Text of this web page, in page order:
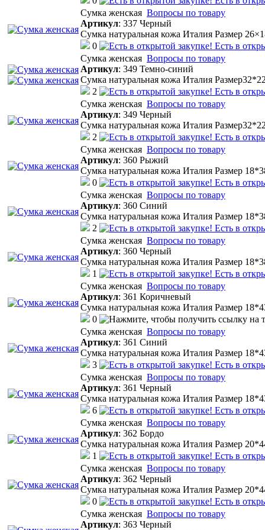
Cумка женская Вопросы по товару
Артикул: 337 Черный
Сумка натуральная кожа Италия Размер
0
Есть в
Cумка женская Вопросы по товару
Артикул: 349 Темно-синий
Сумка натуральная кожа Италия
2
Есть в
Cумка женская Вопросы по товару
Артикул: 349 Черный
Сумка натуральная кожа Италия
2
Есть в
Cумка женская Вопросы по товару
Артикул: 360 Рыжий
Сумка натуральная кожа Италия Размер
0
Есть в
Cумка женская Вопросы по товару
Артикул: 360 Синий
Сумка натуральная кожа Италия Размер
2
Есть в
Cумка женская Вопросы по товару
Артикул: 360 Черный
Сумка натуральная кожа Италия Размер
1
Есть в
Cумка женская Вопросы по товару
Артикул: 361 Коричневый
Сумка натуральная кожа Италия Размер
0
Cумка женская Вопросы по товару
Артикул: 361 Синий
Сумка натуральная кожа Италия Размер
3
Есть в
Cумка женская Вопросы по товару
Артикул: 361 Черный
Сумка натуральная кожа Италия Размер
6
Есть в
Cумка женская Вопросы по товару
Артикул: 362 Бордо
Сумка натуральная кожа Италия Размер
1
Есть в
Cумка женская Вопросы по товару
Артикул: 362 Черный
Сумка натуральная кожа Италия Размер
0
Есть в
Cумка женская Вопросы по товару
Артикул: 363 Черный